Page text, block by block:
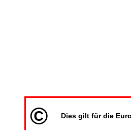
©
Dies gilt für die